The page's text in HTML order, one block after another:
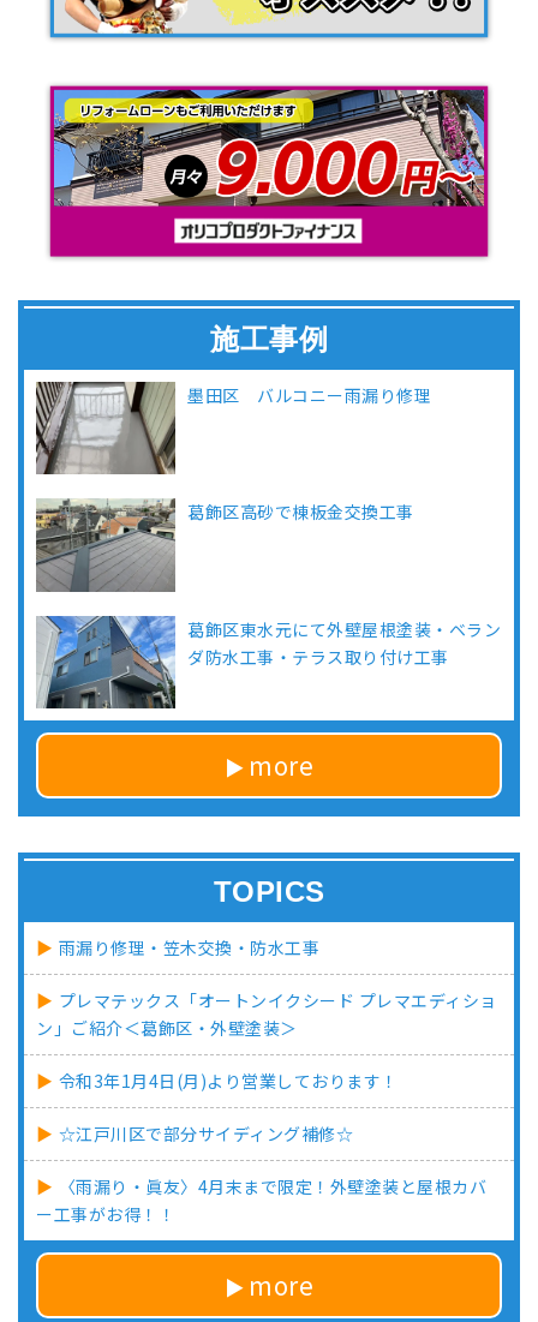
施工事例
墨田区 バルコニー雨漏り修理
葛飾区高砂で棟板金交換工事
葛飾区東水元にて外壁屋根塗装・ベラン
ダ防水工事・テラス取り付け工事
more
TOPICS
雨漏り修理・笠木交換・防水工事
プレマテックス「オートンイクシード プレマエディショ
ン」ご紹介＜葛飾区・外壁塗装＞
令和3年1月4日(月)より営業しております！
☆江戸川区で部分サイディング補修☆
〈雨漏り・眞友〉4月末まで限定！外壁塗装と屋根カバ
ー工事がお得！！
more